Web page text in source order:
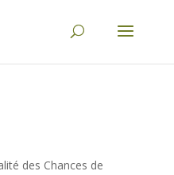
des Chances de